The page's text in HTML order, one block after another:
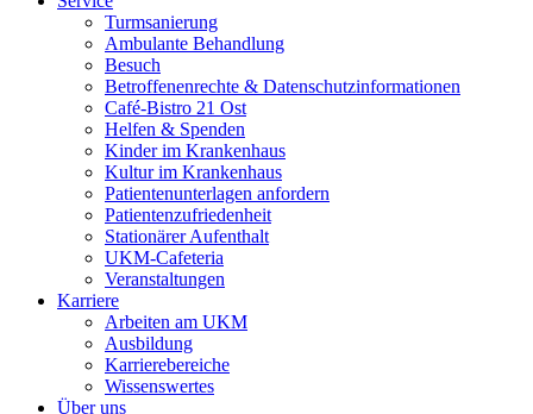
Turmsanierung
Ambulante Behandlung
Besuch
Betroffenenrechte & Datenschutzinformationen
Café-Bistro 21 Ost
Helfen & Spenden
Kinder im Krankenhaus
Kultur im Krankenhaus
Patientenunterlagen anfordern
Patientenzufriedenheit
Stationärer Aufenthalt
UKM-Cafeteria
Veranstaltungen
Karriere
Arbeiten am UKM
Ausbildung
Karrierebereiche
Wissenswertes
Über uns